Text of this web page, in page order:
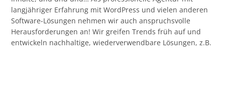
langjähriger Erfahrung mit WordPress und vielen anderen
Software-Lösungen nehmen wir auch anspruchsvolle
Herausforderungen an! Wir greifen Trends früh auf und
entwickeln nachhaltige, wiederverwendbare Lösungen, z.B.